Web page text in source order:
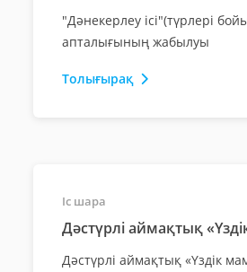
"Дәнекерлеу ісі"(түрлері
апталығының жабылуы
Толығырақ
Іс шара
Дәстүрлі аймақтық
Дәстүрлі аймақтық «Үздік